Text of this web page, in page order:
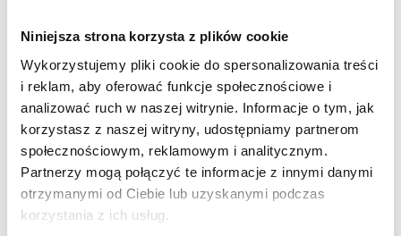
Niniejsza strona korzysta z plików cookie
Wykorzystujemy pliki cookie do spersonalizowania treści
i reklam, aby oferować funkcje społecznościowe i
analizować ruch w naszej witrynie. Informacje o tym, jak
korzystasz z naszej witryny, udostępniamy partnerom
społecznościowym, reklamowym i analitycznym.
Partnerzy mogą połączyć te informacje z innymi danymi
otrzymanymi od Ciebie lub uzyskanymi podczas
korzystania z ich usług.
upodobaniami i zainteresowaniami, koniecznie zajrzyj
internetową Joanny:www.asfinanse.pl